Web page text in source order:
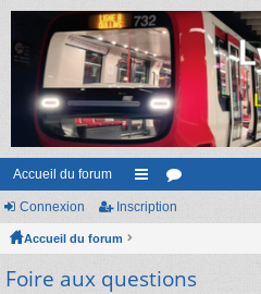
Accueil du forum
ac
ur
or
m
Connexion Inscription
Accueil du forum
Foire aux questions